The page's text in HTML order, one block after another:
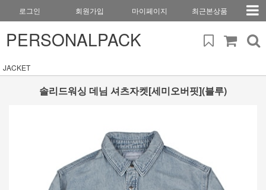
로그인 회원가입 마이페이지 최근본상품
PERSONALPACK
JACKET
솔리드워싱 데님 셔츠자켓[세미오버핏](블루)